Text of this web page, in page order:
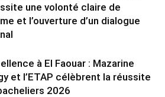
une volonté claire de
et l’ouverture d’un dialogue
à El Faouar : Mazarine
et l’ETAP célèbrent la réussite
2026